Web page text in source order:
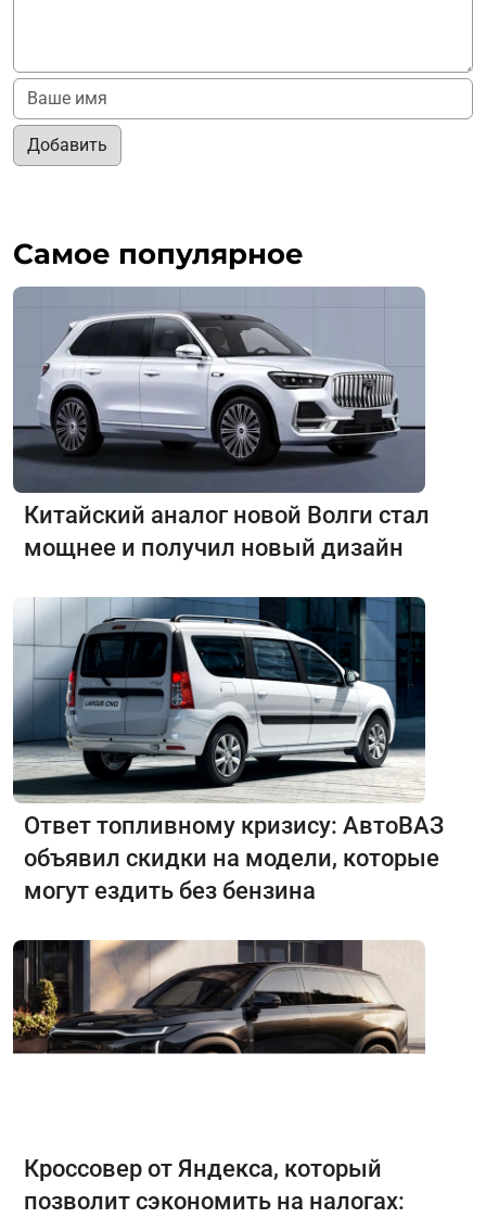
Добавить
Самое популярное
Китайский аналог новой Волги стал
мощнее и получил новый дизайн
Ответ топливному кризису: АвтоВАЗ
объявил скидки на модели, которые
могут ездить без бензина
Кроссовер от Яндекса, который
позволит сэкономить на налогах: